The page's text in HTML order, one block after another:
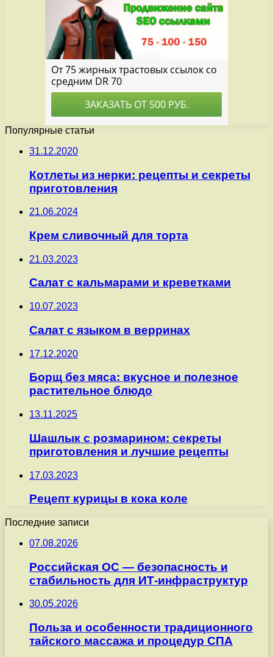
Популярные статьи
31.12.2020
Котлеты из нерки: рецепты и секреты
приготовления
21.06.2024
Крем сливочный для торта
21.03.2023
Салат с кальмарами и креветками
10.07.2023
Салат с языком в верринах
17.12.2020
Борщ без мяса: вкусное и полезное
растительное блюдо
13.11.2025
Шашлык с розмарином: секреты
приготовления и лучшие рецепты
17.03.2023
Рецепт курицы в кока коле
Последние записи
07.08.2026
Российская ОС — безопасность и
стабильность для ИТ-инфраструктур
30.05.2026
Польза и особенности традиционного
тайского массажа и процедур СПА